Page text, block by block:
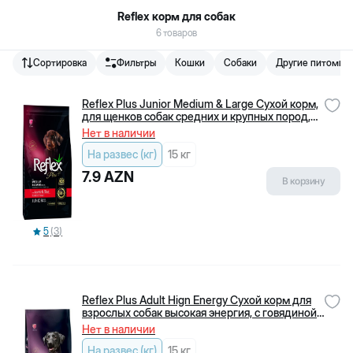
Reflex корм для собак
6товаров
Сортировка Фильтры Кошки Собаки Другие питомцы
5 (3)
Reflex Plus Junior Medium & Large Сухой корм,
для щенков собак средних и крупных пород,
ягненок с рисом (кг)
Нет в наличии
На развес (кг)
15 кг
7.9 AZN В корзину
Reflex Plus Adult Hign Energy Сухой корм для
взрослых собак высокая энергия, с говядиной
(кг)
Нет в наличии
На развес (кг)
15 кг
животных, работающий в Баку.
ИНН:2006199541
876 + 994 50 400 08 76
Служба поддержки клиентов